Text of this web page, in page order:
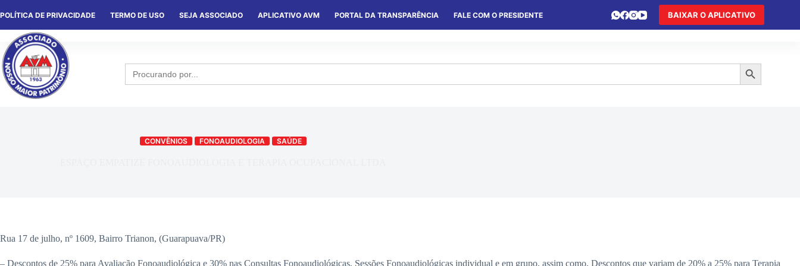
POLÍTICA DE PRIVACIDADE TERMO DE USO SEJA ASSOCIADO APLICATIVO AVM PORTAL DA TRANSPARÊNCIA FALE COM O PRESIDENTE BAIXAR O APLICATIVO
Search
for: Search Button
CONVÊNIOS FONOAUDIOLOGIA SAÚDE
Rua 17 de julho, nº 1609, Bairro Trianon, (Guarapuava/PR)
– Descontos de 25% para Avaliação Fonoaudiológica e 30% nas Consultas Fonoaudiológicas, Sessões Fonoaudiológicas individual e em grupo, assim como, Descontos que variam de 20% a 25% para Terapia